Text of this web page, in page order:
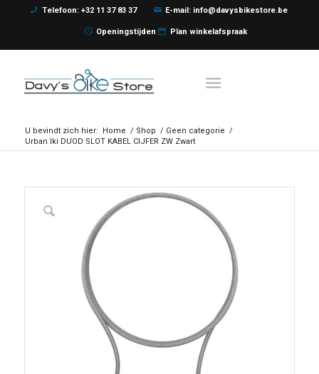
Telefoon: +32 11 37 83 37 E-mail: info@davysbikestore.be
Openingstijden Plan winkelafspraak
U bevindt zich hier: Home / Shop / Geen categorie /
Urban Iki DUOD SLOT KABEL CIJFER ZW Zwart